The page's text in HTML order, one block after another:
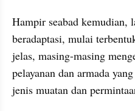
Hampir seabad kemudian,
beradaptasi, mulai
jelas, masing-masing
pelayanan dan armada
jenis muatan dan